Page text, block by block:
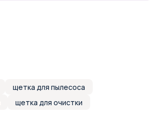
щетка для пылесоса
щетка для очистки